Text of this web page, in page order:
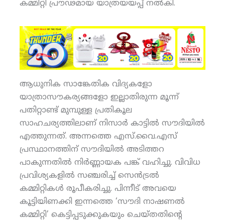
കമ്മിറ്റി പ്രൗഢമായ യാത്രയയപ്പ് നല്‍കി.
ആധുനിക സാങ്കേതിക വിദ്യകളോ
യാത്രാസൗകര്യങ്ങളോ ഇല്ലാതിരുന്ന മൂന്ന്
പതിറ്റാണ്ട് മുമ്പുള്ള പ്രതികൂല
സാഹചര്യത്തിലാണ് നിസാര്‍ കാട്ടില്‍ സൗദിയില്‍
എത്തുന്നത്. അന്നത്തെ എസ്.വൈ.എസ്
പ്രസ്ഥാനത്തിന് സൗദിയില്‍ അടിത്തറ
പാകുന്നതില്‍ നിര്‍ണ്ണായക പങ്ക് വഹിച്ചു. വിവിധ
പ്രവിശ്യകളില്‍ സഞ്ചരിച്ച് സെന്‍ട്രല്‍
കമ്മിറ്റികള്‍ രൂപീകരിച്ചു. പിന്നീട് അവയെ
കൂട്ടിയിണക്കി ഇന്നത്തെ ‘സൗദി നാഷണല്‍
കമ്മിറ്റി’ കെട്ടിപ്പടുക്കുകയും ചെയ്തതിന്റെ